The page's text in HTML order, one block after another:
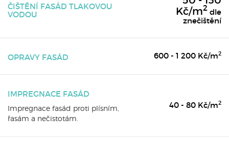
ČIŠTĚNÍ FASÁD TLAKOVOU
VODOU
Kč/m2 dle
znečištění
OPRAVY FASÁD 600 - 1 200 Kč/m2
IMPREGNACE FASÁD
Impregnace fasád proti plísním,
řasám a nečistotám.
40 - 80 Kč/m2